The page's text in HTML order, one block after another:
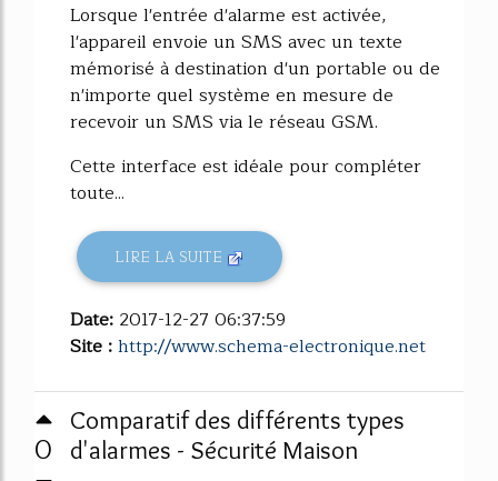
Lorsque l'entrée d'alarme est activée,
l'appareil envoie un SMS avec un texte
mémorisé à destination d'un portable ou de
n'importe quel système en mesure de
recevoir un SMS via le réseau GSM.
Cette interface est idéale pour compléter
toute...
LIRE LA SUITE
Date: 2017-12-27 06:37:59
Site :http://www.schema-electronique.net
0
Comparatif des différents types
d'alarmes - Sécurité Maison